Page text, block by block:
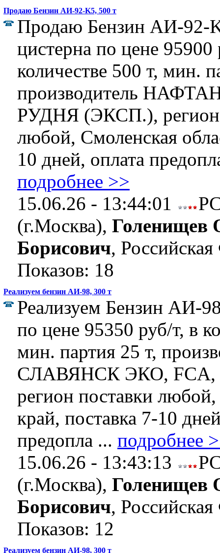
Продаю Бензин АИ-92-K5, 500 т
Продаю Бензин АИ-92-
цистерна по цене 95900
количестве 500 т, мин.
производитель
РУДНЯ (ЭКСП.), регион
любой, Смоленская
10 дней, оплата
подробнее >>
15.06.26 - 13:44:01
(г.Москва), Голенищев
Борисович,
Показов: 18
Реализуем бензин АИ-98, 300 т
Реализуем Бензин АИ-
по цене 95350 руб/т, в
мин. партия 25 т,
СЛАВЯНСК ЭКО, FCA,
регион поставки
край, поставка 7-10
предопла ... подробнее
15.06.26 - 13:43:13
(г.Москва), Голенищев
Борисович,
Показов: 12
Реализуем бензин АИ-98, 300 т